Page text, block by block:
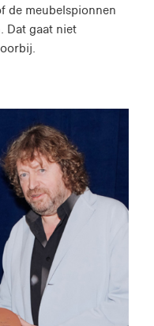
de meubelspionnen
Dat gaat niet